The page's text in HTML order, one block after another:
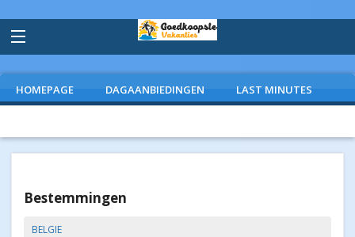
HOMEPAGE DAGAANBIEDINGEN LAST MINUTES
Bestemmingen
BELGIE